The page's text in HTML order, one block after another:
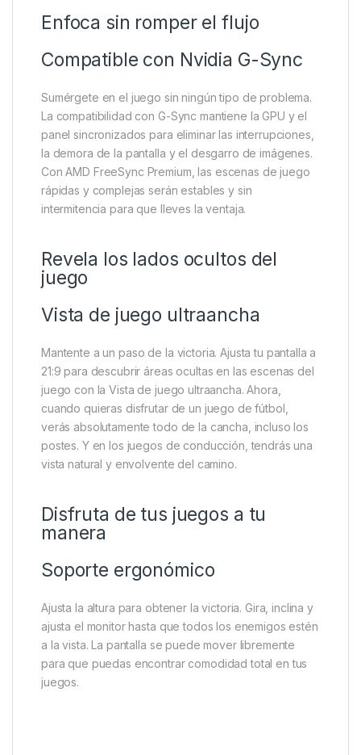
Enfoca sin romper el flujo
Compatible con Nvidia G-Sync
Sumérgete en el juego sin ningún tipo de problema.
La compatibilidad con G-Sync mantiene la GPU y el
panel sincronizados para eliminar las interrupciones,
la demora de la pantalla y el desgarro de imágenes.
Con AMD FreeSync Premium, las escenas de juego
rápidas y complejas serán estables y sin
intermitencia para que lleves la ventaja.
Revela los lados ocultos del
juego
Vista de juego ultraancha
Mantente a un paso de la victoria. Ajusta tu pantalla a
21:9 para descubrir áreas ocultas en las escenas del
juego con la Vista de juego ultraancha. Ahora,
cuando quieras disfrutar de un juego de fútbol,
verás absolutamente todo de la cancha, incluso los
postes. Y en los juegos de conducción, tendrás una
vista natural y envolvente del camino.
Disfruta de tus juegos a tu
manera
Soporte ergonómico
Ajusta la altura para obtener la victoria. Gira, inclina y
ajusta el monitor hasta que todos los enemigos estén
a la vista. La pantalla se puede mover libremente
para que puedas encontrar comodidad total en tus
juegos.